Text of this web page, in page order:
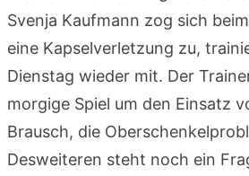
Svenja Kaufmann zog sich
eine Kapselverletzung zu,
Dienstag wieder mit. Der
morgige Spiel um den Einsatz
Brausch, die
Desweiteren steht noch ein